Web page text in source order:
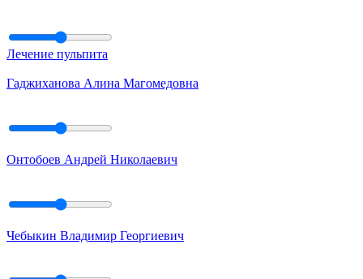
Лечение пульпита
Гаджиханова Алина Магомедовна
Онтобоев Андрей Николаевич
Чебыкин Владимир Георгиевич